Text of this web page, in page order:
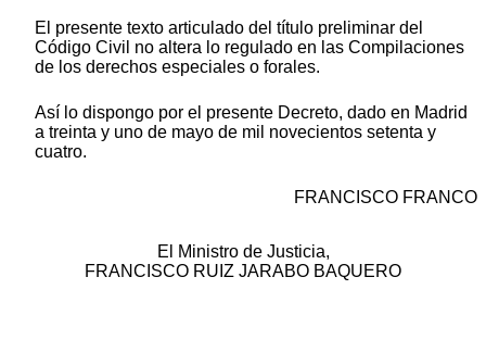
El presente texto articulado del título preliminar del
Código Civil no altera lo regulado en las Compilaciones
de los derechos especiales o forales.
Así lo dispongo por el presente Decreto, dado en Madrid
a treinta y uno de mayo de mil novecientos setenta y
cuatro.
FRANCISCO FRANCO
El Ministro de Justicia,
FRANCISCO RUIZ JARABO BAQUERO